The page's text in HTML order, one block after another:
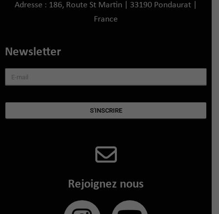
Adresse : 186, Route St Martin | 33190 Pondaurat |
France
Newsletter
S'INSCRIRE
Rejoignez nous